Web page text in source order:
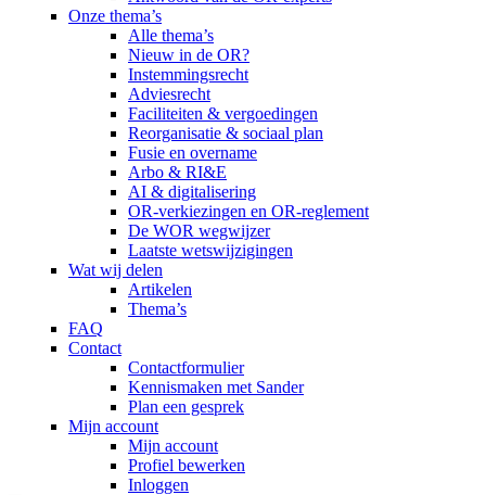
Onze thema’s
Alle thema’s
Nieuw in de OR?
Instemmingsrecht
Adviesrecht
Faciliteiten & vergoedingen
Reorganisatie & sociaal plan
Fusie en overname
Arbo & RI&E
AI & digitalisering
OR-verkiezingen en OR-reglement
De WOR wegwijzer
Laatste wetswijzigingen
Wat wij delen
Artikelen
Thema’s
FAQ
Contact
Contactformulier
Kennismaken met Sander
Plan een gesprek
Mijn account
Mijn account
Profiel bewerken
Inloggen